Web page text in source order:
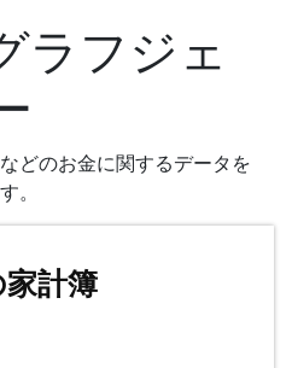
ラフジェ
どのお金に関するデータを
。